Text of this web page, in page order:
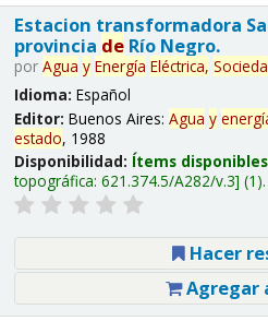
Estacion transformadora
provincia deRío Negro.
por Agua y Energía Eléctrica,
Idioma: Español
Editor: Buenos Aires: Agua y
estado, 1988
Disponibilidad: Ítems
topográfica: 621.374.5/A282/v.3 (1).
Hacer
Agregar